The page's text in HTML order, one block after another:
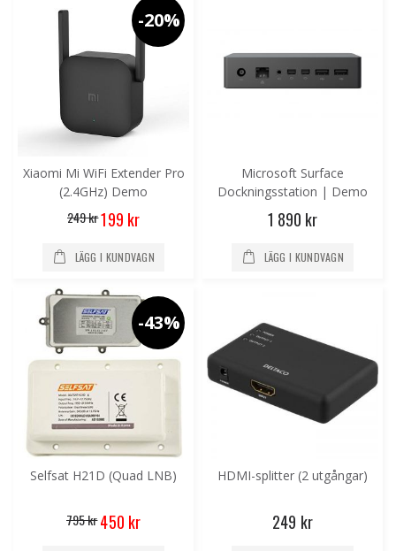
-20%
Xiaomi Mi WiFi Extender Pro
(2.4GHz) Demo
249 krSpecial
Price
199 kr
LÄGG I KUNDVAGN
Microsoft Surface
Dockningsstation | Demo
1 890 kr
LÄGG I KUNDVAGN
-43%
Selfsat H21D (Quad LNB)
795 kr Special
Price
450 kr
HDMI-splitter (2 utgångar)
249 kr